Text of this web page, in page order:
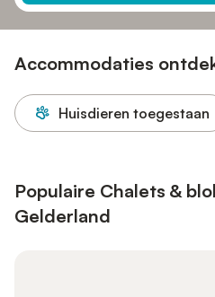
Accommodaties
Huisdieren toegestaan
Populaire Chalets &
Gelderland